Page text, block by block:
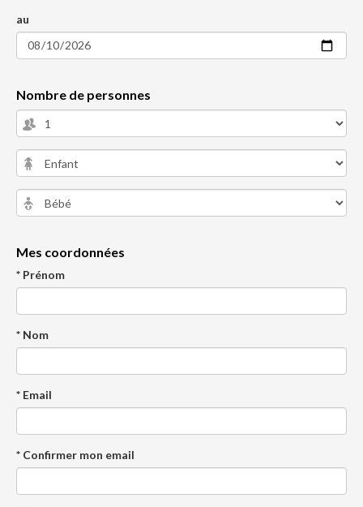
au
Nombre de personnes
Mes coordonnées
* Prénom
* Nom
* Email
* Confirmer mon email